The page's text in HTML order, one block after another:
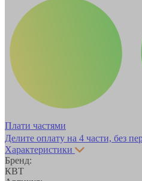
Плати частями
Делите оплату на 4 части, без
Характеристики
Бренд:
КВТ